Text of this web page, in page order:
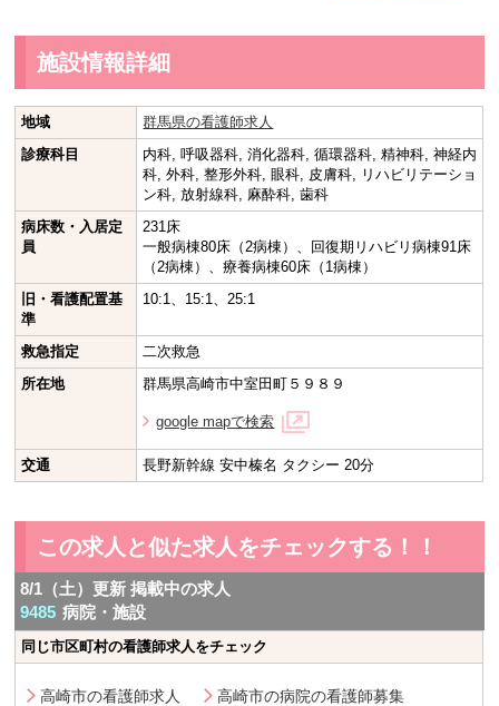
施設情報詳細
地域
群馬県の看護師求人
診療科目
内科, 呼吸器科, 消化器科, 循環器科, 精神科, 神経内
科, 外科, 整形外科, 眼科, 皮膚科, リハビリテーショ
ン科, 放射線科, 麻酔科, 歯科
病床数・入居定
員
231床
一般病棟80床（2病棟）、回復期リハビリ病棟91床
（2病棟）、療養病棟60床（1病棟）
旧・看護配置基
準
10:1、15:1、25:1
救急指定
二次救急
所在地
群馬県高崎市中室田町５９８９
google mapで検索
交通 長野新幹線 安中榛名 タクシー 20分
この求人と似た求人をチェックする！！
8/1（土）更新 掲載中の求人
9485 病院・施設
同じ市区町村の看護師求人をチェック
高崎市の看護師求人 高崎市の病院の看護師募集